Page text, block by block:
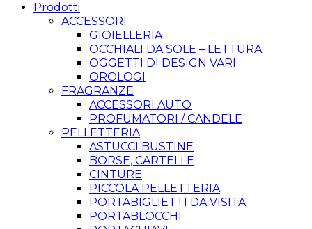
Prodotti
ACCESSORI
GIOIELLERIA
OCCHIALI DA SOLE – LETTURA
OGGETTI DI DESIGN VARI
OROLOGI
FRAGRANZE
ACCESSORI AUTO
PROFUMATORI / CANDELE
PELLETTERIA
ASTUCCI BUSTINE
BORSE, CARTELLE
CINTURE
PICCOLA PELLETTERIA
PORTABIGLIETTI DA VISITA
PORTABLOCCHI